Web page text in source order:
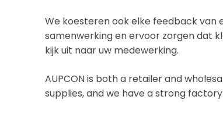
We koesteren ook elke feedback van
samenwerking en ervoor zorgen dat
kijk uit naar uw medewerking.
AUPCON is both a retailer and
supplies, and we have a strong